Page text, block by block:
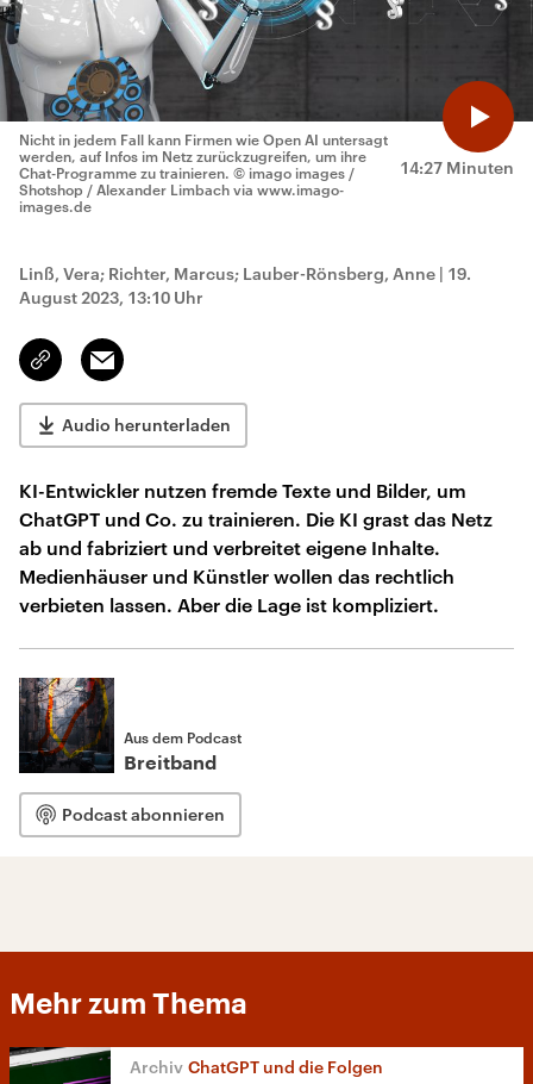
14:27 Minuten
Nicht in jedem Fall kann Firmen wie Open AI untersagt
werden, auf Infos im Netz zurückzugreifen, um ihre
Chat-Programme zu trainieren. © imago images /
Shotshop / Alexander Limbach via www.imago-
images.de
Linß, Vera; Richter, Marcus; Lauber-Rönsberg, Anne | 19.
August 2023, 13:10 Uhr
Link
kopieren/teilen
Email
Audio herunterladen
KI-Entwickler nutzen fremde Texte und Bilder, um
ChatGPT und Co. zu trainieren. Die KI grast das Netz
ab und fabriziert und verbreitet eigene Inhalte.
Medienhäuser und Künstler wollen das rechtlich
verbieten lassen. Aber die Lage ist kompliziert.
Aus dem Podcast
Breitband
Podcast abonnieren
Mehr zum Thema
ChatGPT und die Folgen